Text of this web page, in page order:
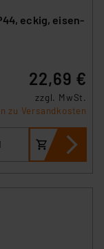
eckig, eisen-
22,69 €
zzgl. MwSt.
zu Versandkosten